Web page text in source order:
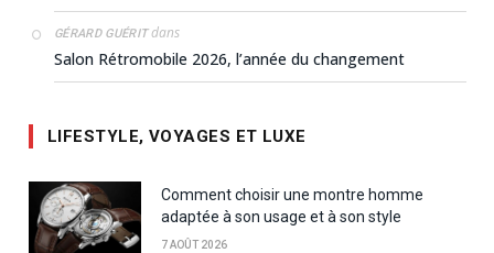
GÉRARD GUÉRITdans
Salon Rétromobile 2026, l’année du changement
LIFESTYLE, VOYAGES ET LUXE
Comment choisir une montre homme
adaptée à son usage et à son style
7 AOÛT 2026